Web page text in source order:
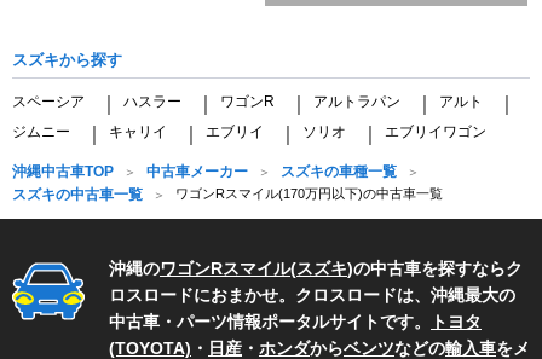
スズキから探す
スペーシア ハスラー ワゴンR アルトラパン アルト
ジムニー キャリイ エブリイ ソリオ エブリイワゴン
沖縄中古車TOP 中古車メーカー
スズキの車種一覧
スズキの中古車一覧
ワゴンRスマイル(170万円以下)の中古車一覧
沖縄のワゴンRスマイル(スズキ)の中古車を探すならク
ロスロードにおまかせ。クロスロードは、沖縄最大の
中古車・パーツ情報ポータルサイトです。
トヨタ
(TOYOTA) ・ 日産 ・ ホンダからベンツなどの輸入車をメ